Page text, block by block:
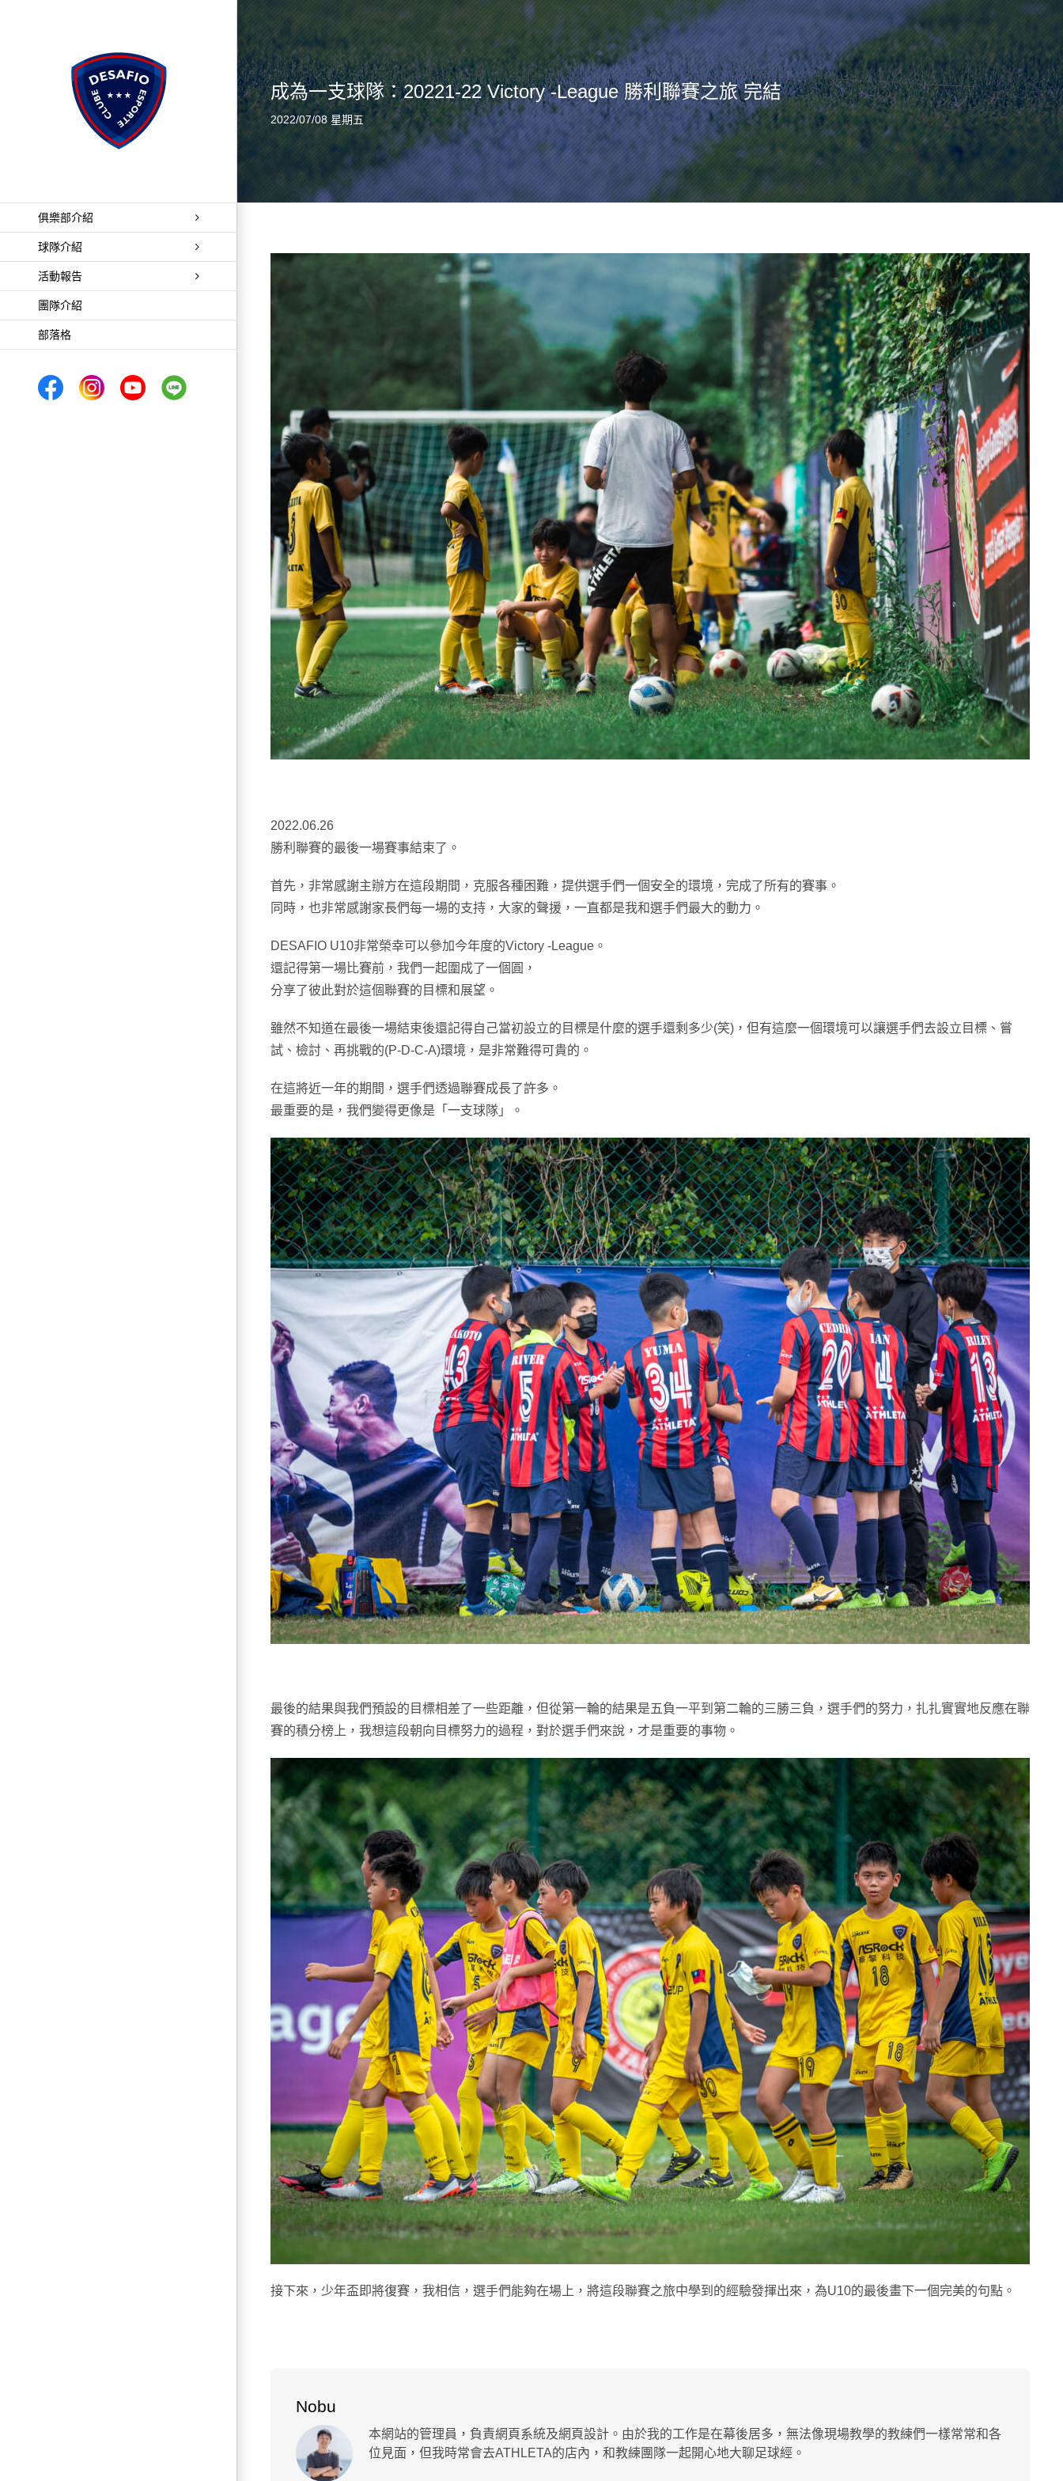
俱樂部介紹
球隊介紹
活動報告
團隊介紹
部落格
成為一支球隊：20221-22 Victory -League 勝利聯賽之旅 完結
2022/07/08 星期五
2022.06.26
勝利聯賽的最後一場賽事結束了。
首先，非常感謝主辦方在這段期間，克服各種困難，提供選手們一個安全的環境，完成了所有的賽事。
同時，也非常感謝家長們每一場的支持，大家的聲援，一直都是我和選手們最大的動力。
DESAFIO U10非常榮幸可以參加今年度的Victory -League。
還記得第一場比賽前，我們一起圍成了一個圓，
分享了彼此對於這個聯賽的目標和展望。
雖然不知道在最後一場結束後還記得自己當初設立的目標是什麼的選手還剩多少(笑)，但有這麼一個環境可以讓選手們去設立目標、嘗
試、檢討、再挑戰的(P-D-C-A)環境，是非常難得可貴的。
在這將近一年的期間，選手們透過聯賽成長了許多。
最重要的是，我們變得更像是「一支球隊」。
最後的結果與我們預設的目標相差了一些距離，但從第一輪的結果是五負一平到第二輪的三勝三負，選手們的努力，扎扎實實地反應在聯
賽的積分榜上，我想這段朝向目標努力的過程，對於選手們來說，才是重要的事物。
接下來，少年盃即將復賽，我相信，選手們能夠在場上，將這段聯賽之旅中學到的經驗發揮出來，為U10的最後畫下一個完美的句點。
Nobu
本網站的管理員，負責網頁系統及網頁設計。由於我的工作是在幕後居多，無法像現場教學的教練們一樣常常和各
位見面，但我時常會去ATHLETA的店內，和教練團隊一起開心地大聊足球經。